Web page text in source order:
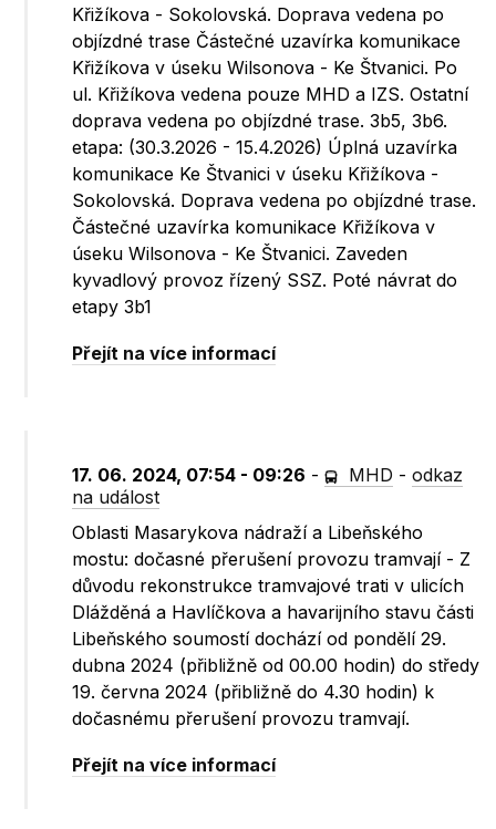
Křižíkova - Sokolovská. Doprava vedena po
objízdné trase Částečné uzavírka komunikace
Křižíkova v úseku Wilsonova - Ke Štvanici. Po
ul. Křižíkova vedena pouze MHD a IZS. Ostatní
doprava vedena po objízdné trase. 3b5, 3b6.
etapa: (30.3.2026 - 15.4.2026) Úplná uzavírka
komunikace Ke Štvanici v úseku Křižíkova -
Sokolovská. Doprava vedena po objízdné trase.
Částečné uzavírka komunikace Křižíkova v
úseku Wilsonova - Ke Štvanici. Zaveden
kyvadlový provoz řízený SSZ. Poté návrat do
etapy 3b1
Přejít na více informací
17. 06. 2024, 07:54 - 09:26 - MHD -odkaz
na událost
Oblasti Masarykova nádraží a Libeňského
mostu: dočasné přerušení provozu tramvají - Z
důvodu rekonstrukce tramvajové trati v ulicích
Dlážděná a Havlíčkova a havarijního stavu části
Libeňského soumostí dochází od pondělí 29.
dubna 2024 (přibližně od 00.00 hodin) do středy
19. června 2024 (přibližně do 4.30 hodin) k
dočasnému přerušení provozu tramvají.
Přejít na více informací